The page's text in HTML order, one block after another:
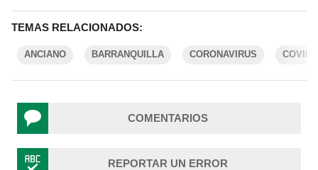
TEMAS RELACIONADOS:
ANCIANO BARRANQUILLA CORONAVIRUS COVID-
COMENTARIOS
REPORTAR UN ERROR